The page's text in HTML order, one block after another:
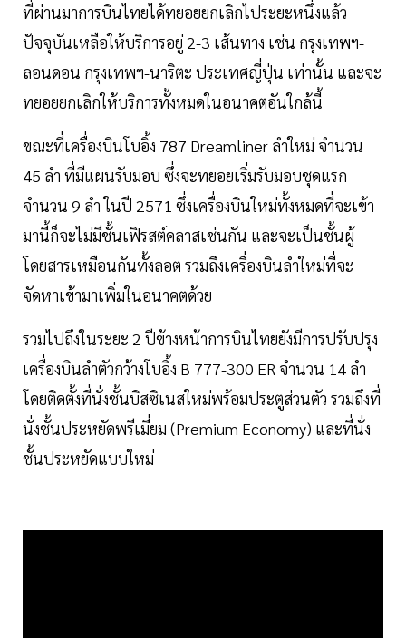
ที่ผ่านมาการบินไทยได้ทยอยยกเลิกไประยะหนึ่งแล้ว
ปัจจุบันเหลือให้บริการอยู่ 2-3 เส้นทาง เช่น กรุงเทพฯ-
ลอนดอน กรุงเทพฯ-นาริตะ ประเทศญี่ปุ่น เท่านั้น และจะ
ทยอยยกเลิกให้บริการทั้งหมดในอนาคตอันใกล้นี้
ขณะที่เครื่องบินโบอิ้ง 787 Dreamliner ลำใหม่ จำนวน
45 ลำ ที่มีแผนรับมอบ ซึ่งจะทยอยเริ่มรับมอบชุดแรก
จำนวน 9 ลำ ในปี 2571 ซึ่งเครื่องบินใหม่ทั้งหมดที่จะเข้า
มานี้ก็จะไม่มีชั้นเฟิรสต์คลาสเช่นกัน และจะเป็นชั้นผู้
โดยสารเหมือนกันทั้งลอต รวมถึงเครื่องบินลำใหม่ที่จะ
จัดหาเข้ามาเพิ่มในอนาคตด้วย
รวมไปถึงในระยะ 2 ปีข้างหน้าการบินไทยยังมีการปรับปรุง
เครื่องบินลำตัวกว้างโบอิ้ง B 777-300 ER จำนวน 14 ลำ
โดยติดตั้งที่นั่งชั้นบิสซิเนสใหม่พร้อมประตูส่วนตัว รวมถึงที่
นั่งชั้นประหยัดพรีเมี่ยม (Premium Economy) และที่นั่ง
ชั้นประหยัดแบบใหม่